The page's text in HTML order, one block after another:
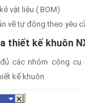
vật liệu ( BOM)
vẽ tự động theo yêu
thiết kế khuôn
các nhóm công cụ
kế khuôn